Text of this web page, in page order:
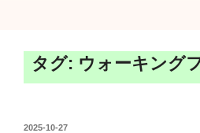
タグ: ウォーキング
投
2025-10-27